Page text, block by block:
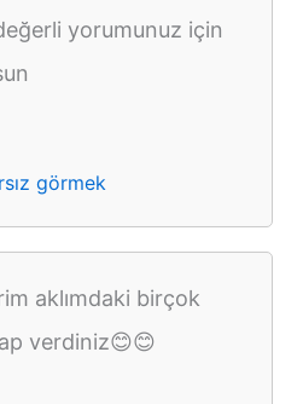
yorumunuz için
görmek
aklımdaki birçok
verdiniz😊😊